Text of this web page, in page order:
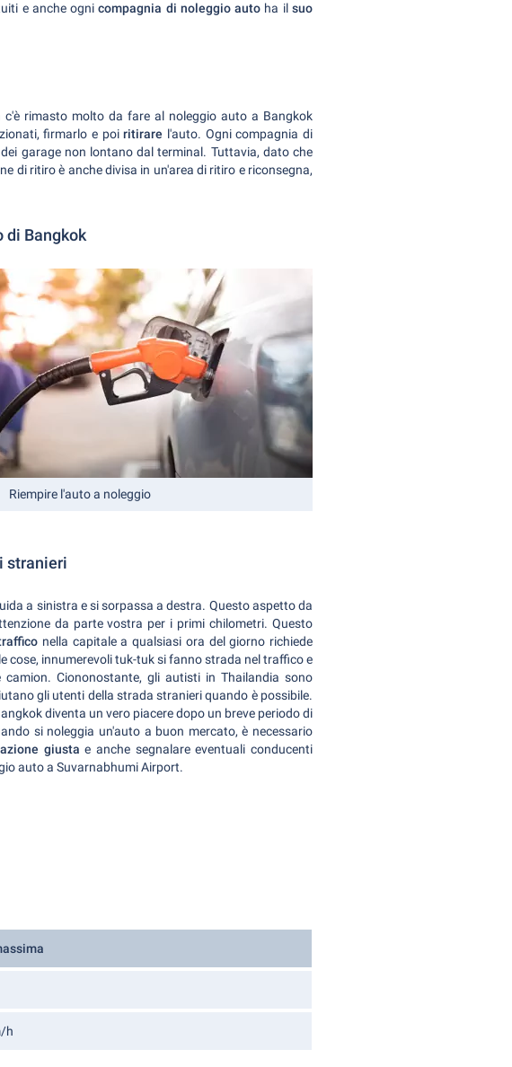
e anche ognicompagnia di noleggio auto ha ilsuo
rimasto molto da fare al noleggio auto a Bangkok
firmarlo e poiritirare l'auto. Ogni compagnia di
garage non lontano dal terminal. Tuttavia, dato che
di ritiro è anche divisa in un'area di ritiro e riconsegna,
di Bangkok
Riempire l'auto a noleggio
stranieri
a sinistra e si sorpassa a destra. Questo aspetto da
da parte vostra per i primi chilometri. Questo
nella capitale a qualsiasi ora del giorno richiede
cose, innumerevoli tuk-tuk si fanno strada nel traffico e
Ciononostante, gli autisti in Thailandia sono
gli utenti della strada stranieri quando è possibile.
diventa un vero piacere dopo un breve periodo di
si noleggia un'auto a buon mercato, è necessario
giusta e anche segnalare eventuali conducenti
auto a Suvarnabhumi Airport.
h